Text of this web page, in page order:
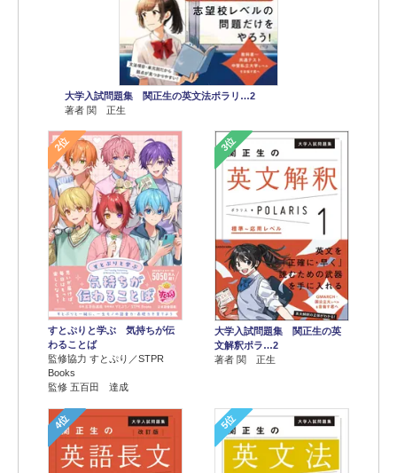
大学入試問題集 関正生の英文法ポラリ…2
著者 関 正生
2位
すとぷりと学ぶ 気持ちが伝
わることば
監修協力 すとぷり／STPR
Books
監修 五百田 達成
3位
大学入試問題集 関正生の英
文解釈ポラ…2
著者 関 正生
4位 5位